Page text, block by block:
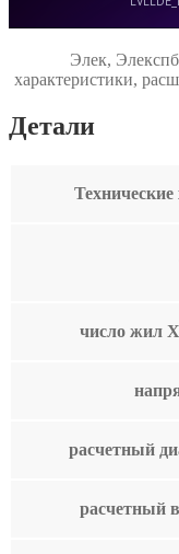
Элек,
характеристики,
Детали
число жил
расчетный
расчетный